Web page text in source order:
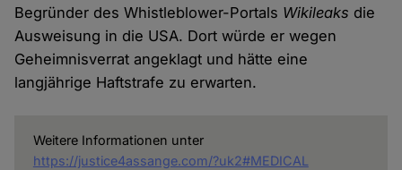
Begründer des Whistleblower-Portals Wikileaks die
Ausweisung in die USA. Dort würde er wegen
Geheimnisverrat angeklagt und hätte eine
langjährige Haftstrafe zu erwarten.
Weitere Informationen unter
https://justice4assange.com/?uk2#MEDICAL